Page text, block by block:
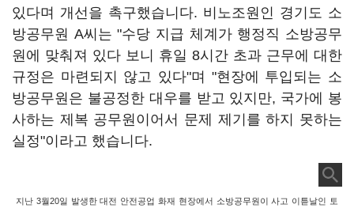
있다며 개선을 촉구했습니다. 비노조원인 경기도 소
방공무원 A씨는 "수당 지급 체계가 행정직 소방공무
원에 맞춰져 있다 보니 휴일 8시간 초과 근무에 대한
규정은 마련되지 않고 있다"며 "현장에 투입되는 소
방공무원은 불공정한 대우를 받고 있지만, 국가에 봉
사하는 제복 공무원이어서 문제 제기를 하지 못하는
실정"이라고 했습니다.
지난 3월20일 발생한 대전 안전공업 화재 현장에서 소방공무원이 사고 이튿날인 토